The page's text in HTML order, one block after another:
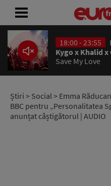
18:00 - 23:55
Kygo x Khalid
Save My Love
Știri > Social> Emma
BBC pentru „Personalitatea
anunțat câștigătorul | AUDIO
ACASĂ
ȘTIRI
RADIO
CONCURSURI